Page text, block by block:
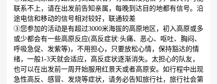
联系不上，请在出发前告知亲属，每晚到达目的地都有信号。沿
途电信和移动的信号相对较好，联通较差
③您参加的活动是有超过3000米海拔的高原地区，初入高原或多
或少都会有一些高原反应(高反症状:头痛、恶心、呕吐、胸闷、
呼吸急促、发紫等)，不用担心，只要放松心情，保持豁达的情
绪，一般1-3天就会适应，高反症状逐渐消失。太担心的队友，
也可以在出发前一周开始服用红景天或者高原安。如行程中出现
急性高反、感冒、发烧等症状，请务必告知旅行社，旅行社会第